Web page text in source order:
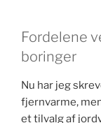
Fordelene
boringer
Nu har jeg
fjernvarme,
et tilvalg af